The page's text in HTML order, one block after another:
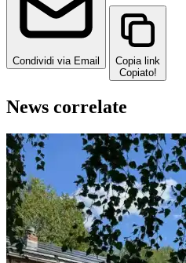
Condividi via Email
Copia link
Copiato!
News correlate